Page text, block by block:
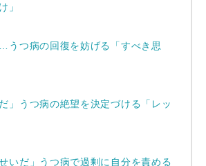
」
うつ病の回復を妨げる「すべき思
」うつ病の絶望を決定づける「レッ
いだ」うつ病で過剰に自分を責める